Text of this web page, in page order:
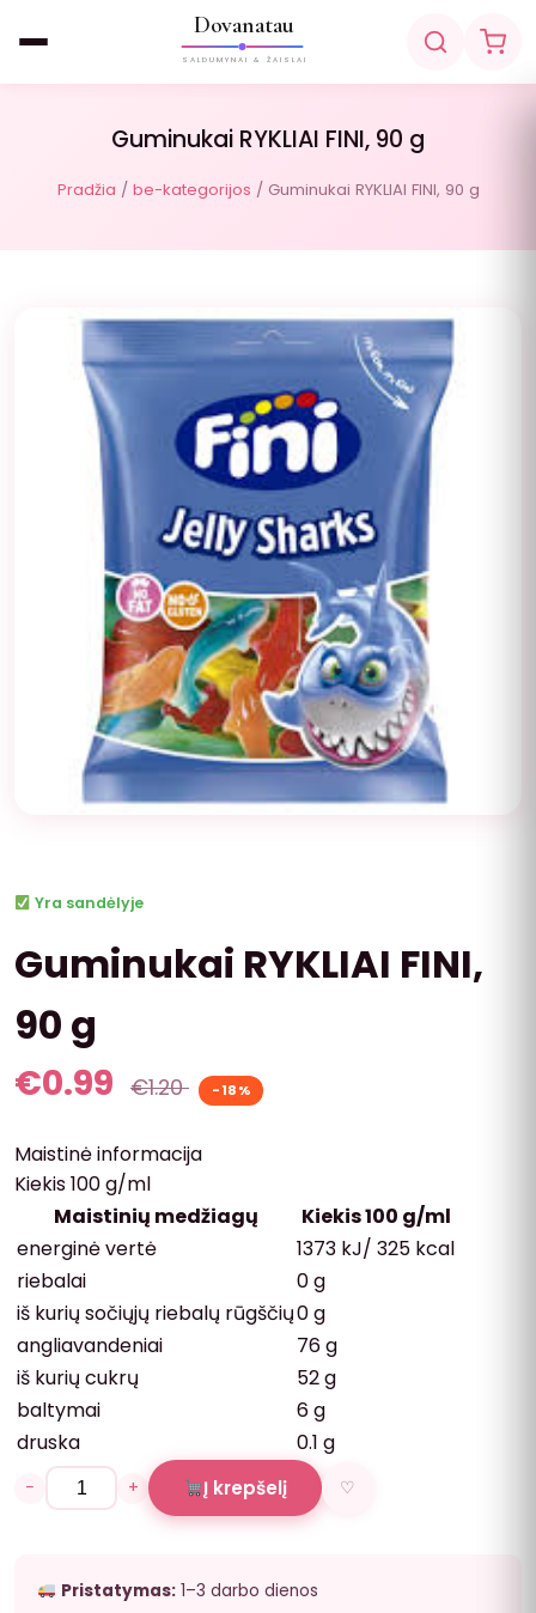
Dovanatau
SALDUMYNAI & ŽAISLAI
Guminukai RYKLIAI FINI, 90 g
Pradžia / be-kategorijos / Guminukai RYKLIAI FINI, 90 g
Yra sandėlyje
Guminukai RYKLIAI FINI,
90 g
€0.99 €1.20 -18%
Maistinė informacija
Kiekis 100 g/ml
Maistinių medžiagų
Kiekis 100 g/ml
energinė vertė
1373 kJ/ 325 kcal
riebalai
0 g
iš kurių sočiųjų riebalų rūgščių0 g
angliavandeniai
76 g
iš kurių cukrų
52 g
baltymai
6 g
druska
0.1 g
− + Į krepšelį ♡
Pristatymas:1–3 darbo dienos